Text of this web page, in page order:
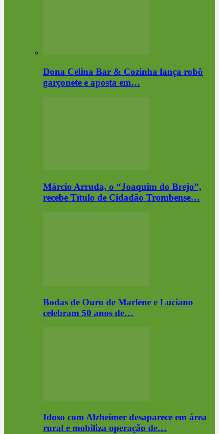
Dona Celina Bar & Cozinha lança robô
garçonete e aposta em…
Márcio Arruda, o “Joaquim do Brejo”,
recebe Título de Cidadão Trombense…
Bodas de Ouro de Marlene e Luciano
celebram 50 anos de…
Idoso com Alzheimer desaparece em área
rural e mobiliza operação de…